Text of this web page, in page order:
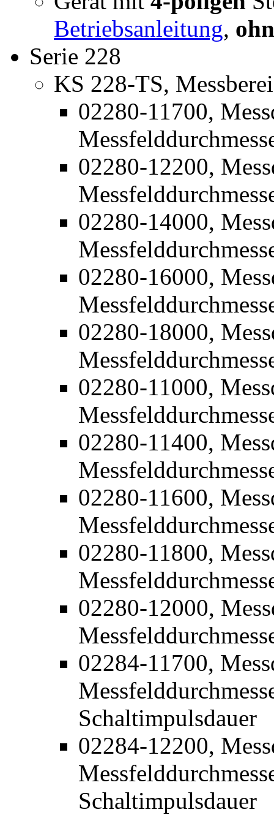
Betriebsanleitung,
Serie 228
KS 228-TS,
02280-11700,
02280-12200,
02280-14000,
02280-16000,
02280-18000,
02280-11000,
02280-11400,
02280-11600,
02280-11800,
02280-12000,
02284-11700,
Schaltimpulsdauer
02284-12200,
Schaltimpulsdauer